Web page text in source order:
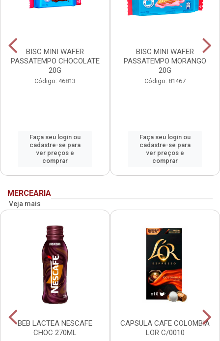
BISC MINI WAFER
PASSATEMPO CHOCOLATE
20G
Código: 46813
Faça seu login ou
cadastre-se para
ver preços e
comprar
BISC MINI WAFER
PASSATEMPO MORANGO
20G
Código: 81467
Faça seu login ou
cadastre-se para
ver preços e
comprar
MERCEARIA
Veja mais
BEB LACTEA NESCAFE
CHOC 270ML
CAPSULA CAFE COLOMBIA
LOR C/0010